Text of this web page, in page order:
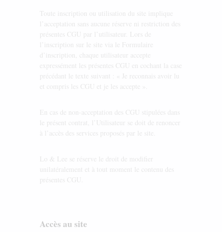
Toute inscription ou utilisation du site implique
l’acceptation sans aucune réserve ni restriction des
présentes CGU par l’utilisateur. Lors de
l’inscription sur le site via le Formulaire
d’inscription, chaque utilisateur accepte
expressément les présentes CGU en cochant la case
précédant le texte suivant : « Je reconnais avoir lu
et compris les CGU et je les accepte ».
En cas de non-acceptation des CGU stipulées dans
le présent contrat, l’Utilisateur se doit de renoncer
à l’accès des services proposés par le site.
Lo & Lee se réserve le droit de modifier
unilatéralement et à tout moment le contenu des
présentes CGU.
Accès au site